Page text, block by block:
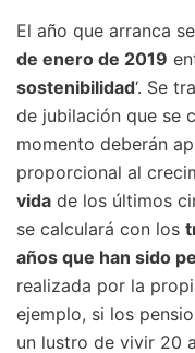
El año que arranca
de enero de 2019
sostenibilidad‘. Se
de jubilación que se
momento deberán
proporcional al
vida de los últimos
se calculará con los
años que han sido
realizada por la
ejemplo, si los
un lustro de vivir 20